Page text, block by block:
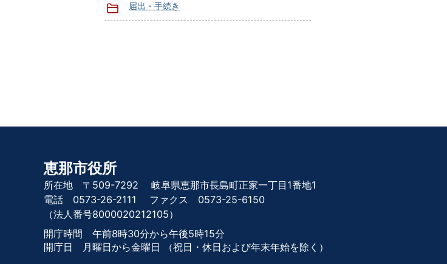
届出・手続き
恵那市役所
所在地 〒509-7292
岐阜県恵那市長島町正家一丁目1番地1
電話 0573-26-2111
ファクス 0573-25-6150
（法人番号8000020212105）
開庁時間 午前8時30分から午後5時15分
開庁日 月曜日から金曜日
（祝日・休日および年末年始を除く）